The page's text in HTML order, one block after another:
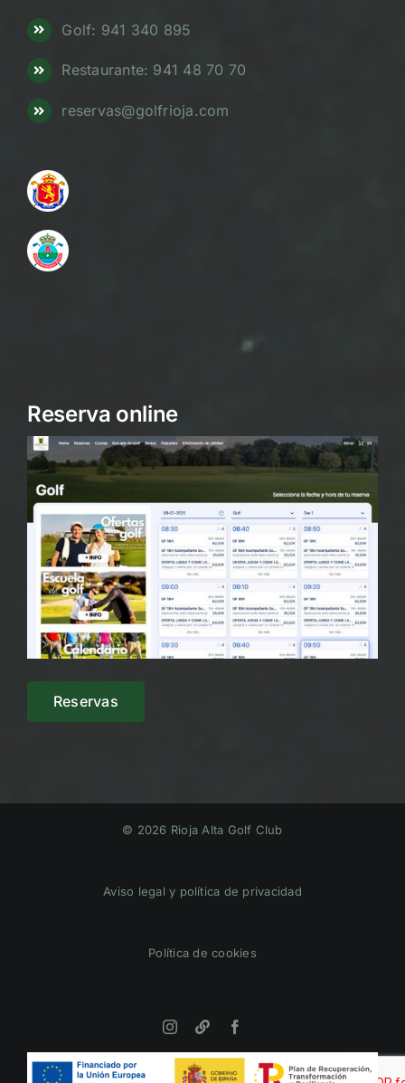
Golf: 941 340 895
Restaurante: 941 48 70 70
reservas@golfrioja.com
Reserva online
Reservas
© 2026 Rioja Alta Golf Club
Aviso legal y política de privacidad
Política de cookies